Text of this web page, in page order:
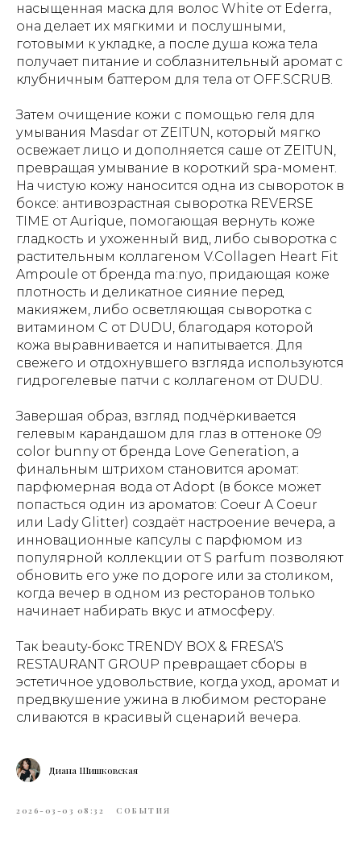
насыщенная маска для волос White от Ederra,
она делает их мягкими и послушными,
готовыми к укладке, а после душа кожа тела
получает питание и соблазнительный аромат с
клубничным баттером для тела от OFF.SCRUB.
Затем очищение кожи с помощью геля для
умывания Masdar от ZEITUN, который мягко
освежает лицо и дополняется саше от ZEITUN,
превращая умывание в короткий spa-момент.
На чистую кожу наносится одна из сывороток в
боксе: антивозрастная сыворотка REVERSE
TIME от Aurique, помогающая вернуть коже
гладкость и ухоженный вид, либо сыворотка с
растительным коллагеном V.Collagen Heart Fit
Ampoule от бренда ma:nyo, придающая коже
плотность и деликатное сияние перед
макияжем, либо осветляющая сыворотка с
витамином C от DUDU, благодаря которой
кожа выравнивается и напитывается. Для
свежего и отдохнувшего взгляда используются
гидрогелевые патчи с коллагеном от DUDU.
Завершая образ, взгляд подчёркивается
гелевым карандашом для глаз в оттеноке 09
color bunny от бренда Love Generation, а
финальным штрихом становится аромат:
парфюмерная вода от Adopt (в боксе может
попасться один из ароматов: Coeur A Coeur
или Lady Glitter) создаёт настроение вечера, а
инновационные капсулы с парфюмом из
популярной коллекции от S parfum позволяют
обновить его уже по дороге или за столиком,
когда вечер в одном из ресторанов только
начинает набирать вкус и атмосферу.
Так beauty-бокс TRENDY BOX & FRESA’S
RESTAURANT GROUP превращает сборы в
эстетичное удовольствие, когда уход, аромат и
предвкушение ужина в любимом ресторане
сливаются в красивый сценарий вечера.
Диана Шишковская
2026-03-03 08:32 СОБЫТИЯ